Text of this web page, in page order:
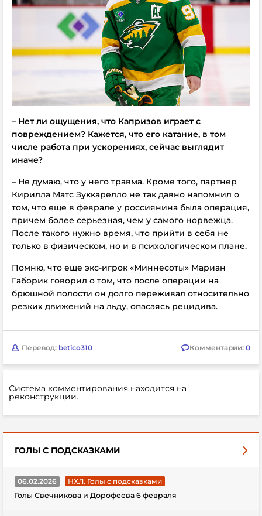
– Нет ли ощущения, что Капризов играет с
повреждением? Кажется, что его катание, в том
числе работа при ускорениях, сейчас выглядит
иначе?
– Не думаю, что у него травма. Кроме того, партнер
Кирилла Матс Зуккарелло не так давно напомнил о
том, что еще в феврале у россиянина была операция,
причем более серьезная, чем у самого норвежца.
После такого нужно время, что прийти в себя не
только в физическом, но и в психологическом плане.
Помню, что еще экс-игрок «Миннесоты» Мариан
Габорик говорил о том, что после операции на
брюшной полости он долго переживал относительно
резких движений на льду, опасаясь рецидива.
Перевод: betico310 Комментарии: 0
Система комментирования находится на
реконструкции.
ГОЛЫ С ПОДСКАЗКАМИ
06.02.2026
НХЛ. Голы с подсказками
Голы Свечникова и Дорофеева 6 февраля